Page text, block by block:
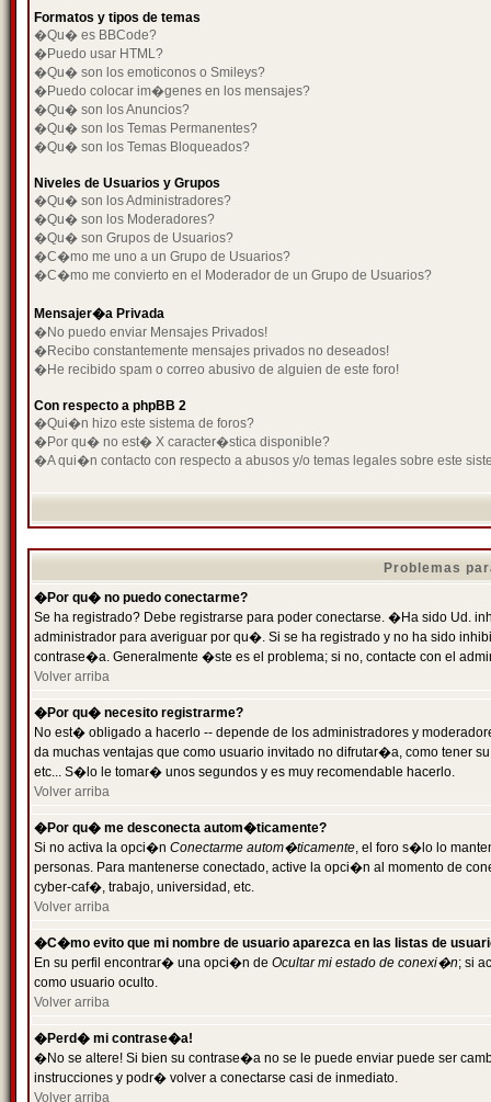
Formatos y tipos de temas
�Qu� es BBCode?
�Puedo usar HTML?
�Qu� son los emoticonos o Smileys?
�Puedo colocar im�genes en los mensajes?
�Qu� son los Anuncios?
�Qu� son los Temas Permanentes?
�Qu� son los Temas Bloqueados?
Niveles de Usuarios y Grupos
�Qu� son los Administradores?
�Qu� son los Moderadores?
�Qu� son Grupos de Usuarios?
�C�mo me uno a un Grupo de Usuarios?
�C�mo me convierto en el Moderador de un Grupo de Usuarios?
Mensajer�a Privada
�No puedo enviar Mensajes Privados!
�Recibo constantemente mensajes privados no deseados!
�He recibido spam o correo abusivo de alguien de este foro!
Con respecto a phpBB 2
�Qui�n hizo este sistema de foros?
�Por qu� no est� X caracter�stica disponible?
�A qui�n contacto con respecto a abusos y/o temas legales sobre este
Problemas
�Por qu� no puedo conectarme?
Se ha registrado? Debe registrarse para poder conectarse. �Ha sido Ud.
administrador para averiguar por qu�. Si se ha registrado y no ha sido
contrase�a. Generalmente �ste es el problema; si no, contacte con el
Volver arriba
�Por qu� necesito registrarme?
No est� obligado a hacerlo -- depende de los administradores y
da muchas ventajas que como usuario invitado no difrutar�a, como tener
etc... S�lo le tomar� unos segundos y es muy recomendable hacerlo.
Volver arriba
�Por qu� me desconecta autom�ticamente?
Si no activa la opci�n Conectarme autom�ticamente, el foro s�lo lo
personas. Para mantenerse conectado, active la opci�n al momento de
cyber-caf�, trabajo, universidad, etc.
Volver arriba
�C�mo evito que mi nombre de usuario aparezca en las listas de
En su perfil encontrar� una opci�n de Ocultar mi estado de conexi�n; si
como usuario oculto.
Volver arriba
�Perd� mi contrase�a!
�No se altere! Si bien su contrase�a no se le puede enviar puede ser
instrucciones y podr� volver a conectarse casi de inmediato.
Volver arriba